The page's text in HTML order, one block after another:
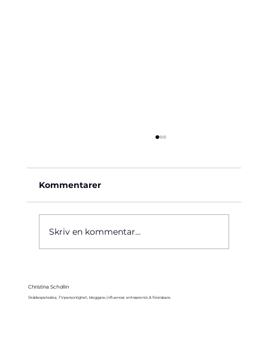
Kommentarer
Skriv en kommentar...
Christina Schollin
Skådespelerska, TV-personlighet, bloggare, influencer, entreprenör, & föreläsare.